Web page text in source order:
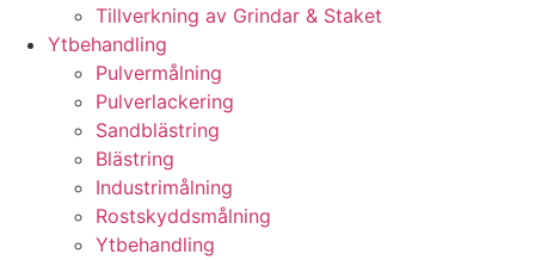
Tillverkning av Grindar & Staket
Ytbehandling
Pulvermålning
Pulverlackering
Sandblästring
Blästring
Industrimålning
Rostskyddsmålning
Ytbehandling